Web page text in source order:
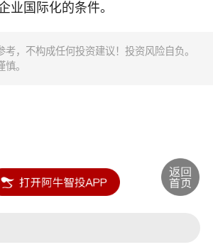
业国际化的条件。
，不构成任何投资建议！投资风险自负。
。